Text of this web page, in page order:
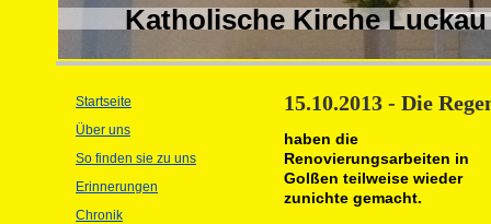
Katholische Kirche Luckau
Startseite
Über uns
So finden sie zu uns
Erinnerungen
Chronik
15.10.2013 - Die
haben die
Renovierungsarbeiten in
Golßen teilweise wieder
zunichte gemacht.